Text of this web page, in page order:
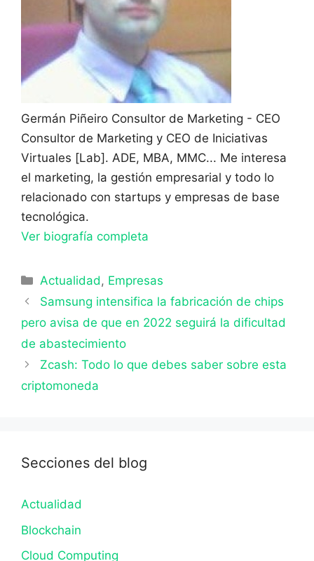
Germán Piñeiro Consultor de Marketing - CEO
Consultor de Marketing y CEO de Iniciativas
Virtuales [Lab]. ADE, MBA, MMC... Me interesa
el marketing, la gestión empresarial y todo lo
relacionado con startups y empresas de base
tecnológica.
Ver biografía completa
Categorías
Actualidad, Empresas
Samsung intensifica la fabricación de chips
pero avisa de que en 2022 seguirá la dificultad
de abastecimiento
Zcash: Todo lo que debes saber sobre esta
criptomoneda
Secciones del blog
Actualidad
Blockchain
Cloud Computing